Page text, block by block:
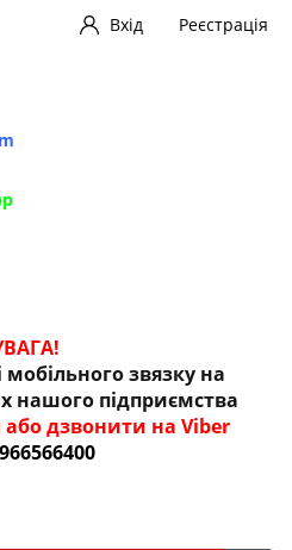
Вхід Реєстрація
мобільного звязку на
нашого підприємства
дзвонити на Viber